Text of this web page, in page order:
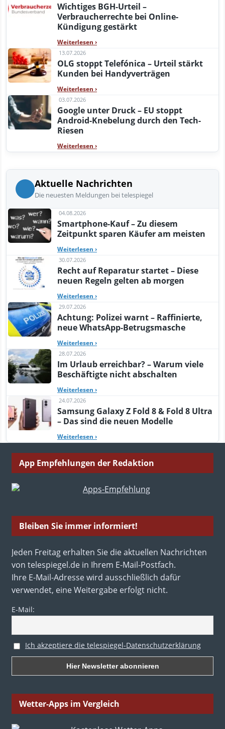
Wichtiges BGH-Urteil –
Verbraucherrechte bei Online-
Kündigung gestärkt
Weiterlesen ›
13.07.2026
OLG stoppt Telefónica – Urteil stärkt
Kunden bei Handyverträgen
Weiterlesen ›
03.07.2026
Google unter Druck – EU stoppt
Android-Knebelung durch den Tech-
Riesen
Weiterlesen ›
Aktuelle Nachrichten
Die neuesten Meldungen bei telespiegel
04.08.2026
Smartphone-Kauf – Zu diesem
Zeitpunkt sparen Käufer am meisten
Weiterlesen ›
30.07.2026
Recht auf Reparatur startet – Diese
neuen Regeln gelten ab morgen
Weiterlesen ›
29.07.2026
Achtung: Polizei warnt – Raffinierte,
neue WhatsApp-Betrugsmasche
Weiterlesen ›
28.07.2026
Im Urlaub erreichbar? – Warum viele
Beschäftigte nicht abschalten
Weiterlesen ›
24.07.2026
Samsung Galaxy Z Fold 8 & Fold 8 Ultra
– Das sind die neuen Modelle
Weiterlesen ›
App Empfehlungen der Redaktion
Bleiben Sie immer informiert!
Jeden Freitag erhalten Sie die aktuellen Nachrichten
von telespiegel.de in Ihrem E-Mail-Postfach.
Ihre E-Mail-Adresse wird ausschließlich dafür
verwendet, eine Weitergabe erfolgt nicht.
E-Mail:
Ich akzeptiere die telespiegel-Datenschutzerklärung
Wetter-Apps im Vergleich